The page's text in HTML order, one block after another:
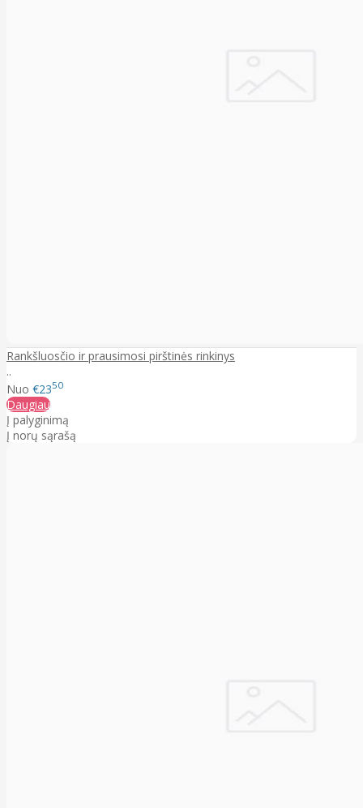
Rankšluosčio ir prausimosi pirštinės rinkinys
..
Nuo €2350
Daugiau
Į palyginimą
Į norų sąrašą